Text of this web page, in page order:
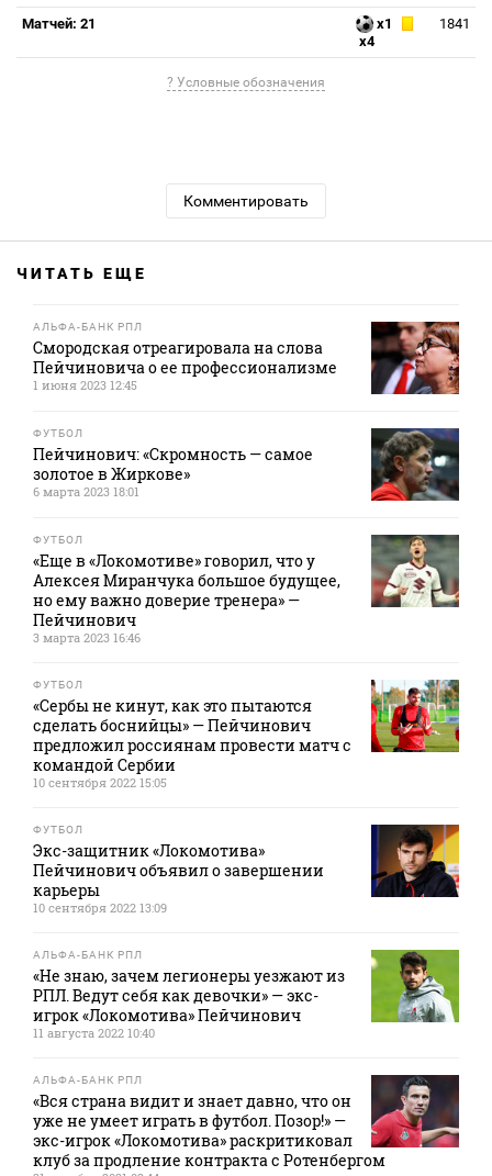
Матчей: 21
x1
x4
1841
? Условные обозначения
Комментировать
ЧИТАТЬ ЕЩЕ
АЛЬФА-БАНК РПЛ
Смородская отреагировала на слова
Пейчиновича о ее профессионализме
1 июня 2023 12:45
ФУТБОЛ
Пейчинович: «Скромность — самое
золотое в Жиркове»
6 марта 2023 18:01
ФУТБОЛ
«Еще в «Локомотиве» говорил, что у
Алексея Миранчука большое будущее,
но ему важно доверие тренера» —
Пейчинович
3 марта 2023 16:46
ФУТБОЛ
«Сербы не кинут, как это пытаются
сделать боснийцы» — Пейчинович
предложил россиянам провести матч с
командой Сербии
10 сентября 2022 15:05
ФУТБОЛ
Экс-защитник «Локомотива»
Пейчинович объявил о завершении
карьеры
10 сентября 2022 13:09
АЛЬФА-БАНК РПЛ
«Не знаю, зачем легионеры уезжают из
РПЛ. Ведут себя как девочки» — экс-
игрок «Локомотива» Пейчинович
11 августа 2022 10:40
АЛЬФА-БАНК РПЛ
«Вся страна видит и знает давно, что он
уже не умеет играть в футбол. Позор!» —
экс-игрок «Локомотива» раскритиковал
клуб за продление контракта с Ротенбергом